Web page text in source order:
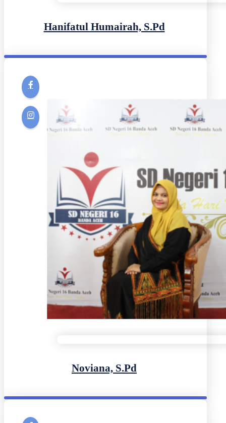
Hanifatul Humairah, S.Pd
Noviana, S.Pd